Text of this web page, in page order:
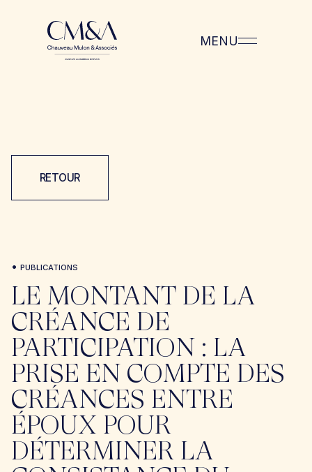
MENU
RETOUR
• PUBLICATIONS
LE MONTANT DE LA
CRÉANCE DE
PARTICIPATION : LA
PRISE EN COMPTE DES
CRÉANCES ENTRE
ÉPOUX POUR
DÉTERMINER LA